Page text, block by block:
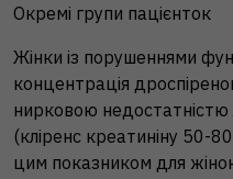
Окремі групи пацієнток
Жінки із порушеннями
концентрація
нирковою недостатністю
(кліренс креатиніну 50-
цим показником для